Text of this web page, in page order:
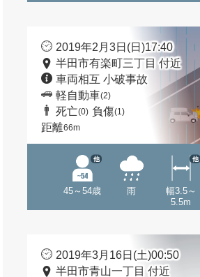
2019年2月3日(日)17:40
半田市有楽町三丁目 付近
車両相互 小破事故
軽自動車(2)
死亡(0) 負傷(1)
距離66m
45～54歳
他
雨
幅3.5～
5.5m
他
2019年3月16日(土)00:50
半田市青山一丁目 付近